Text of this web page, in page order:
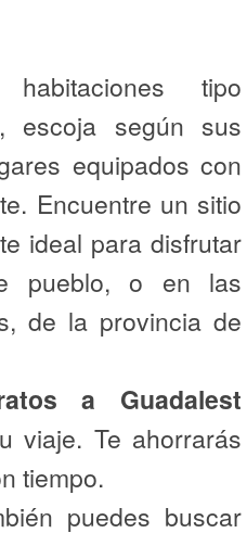
tipo
escoja según sus
equipados con
Encuentre un sitio
ideal para disfrutar
pueblo, o en las
de la provincia de
a Guadalest
viaje. Te ahorrarás
tiempo.
puedes buscar